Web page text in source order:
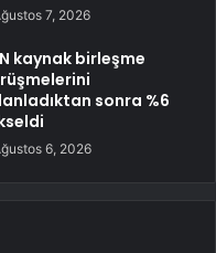
7, 2026
kaynak birleşme
sonra %6
6, 2026